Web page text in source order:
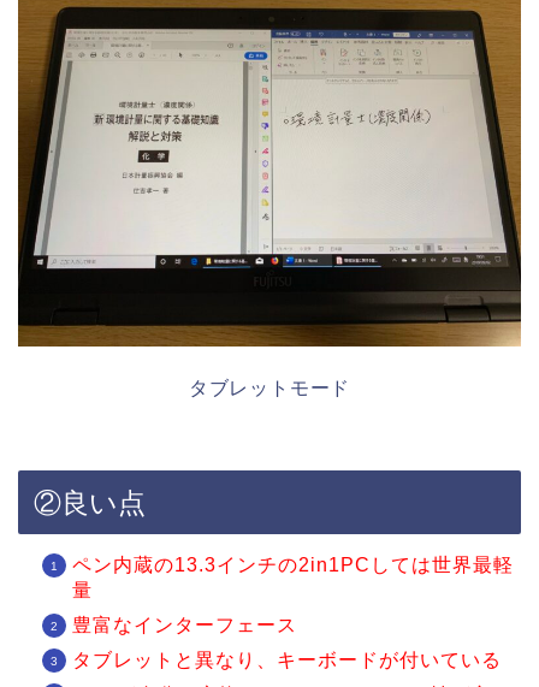
タブレットモード
②良い点
ペン内蔵の13.3インチの2in1PCしては世界最軽
量
豊富なインターフェース
タブレットと異なり、キーボードが付いている